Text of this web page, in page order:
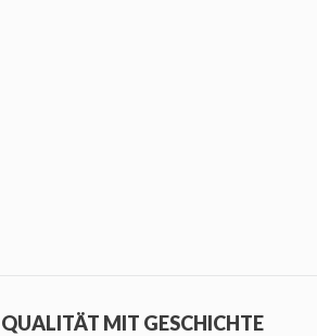
QUALITÄT MIT GESCHICHTE